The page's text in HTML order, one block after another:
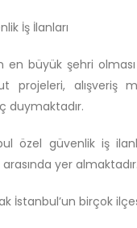
İş İlanları
en büyük şehri
projeleri, alışveriş
duymaktadır.
özel güvenlik iş
arasında yer almaktadır.
İstanbul’un birçok